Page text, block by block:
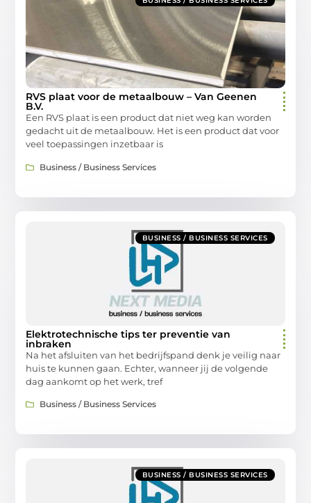
RVS plaat voor de metaalbouw – Van Geenen
B.V.
Een RVS plaat is een product dat niet weg kan worden
gedacht uit de metaalbouw. Het is een product dat voor
veel toepassingen inzetbaar is
Business / Business Services
BUSINESS / BUSINESS SERVICES
Elektrotechnische tips ter preventie van
inbraken
Na het afsluiten van het bedrijfspand denk je veilig naar
huis te kunnen gaan. Echter, wanneer jij de volgende
dag aankomt op het werk, tref
Business / Business Services
BUSINESS / BUSINESS SERVICES